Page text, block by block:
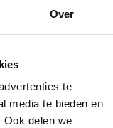
Over
te
media te bieden en
delen we
wil
De cursus,
dit anders wil dan
je kan inkopen.
WordPress